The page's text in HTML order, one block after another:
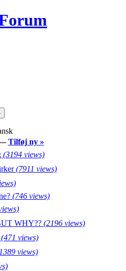
—Tilføj ny »
(3194 views)
(7911 views)
(746 views)
WHY?? (2196 views)
(471 views)
views)